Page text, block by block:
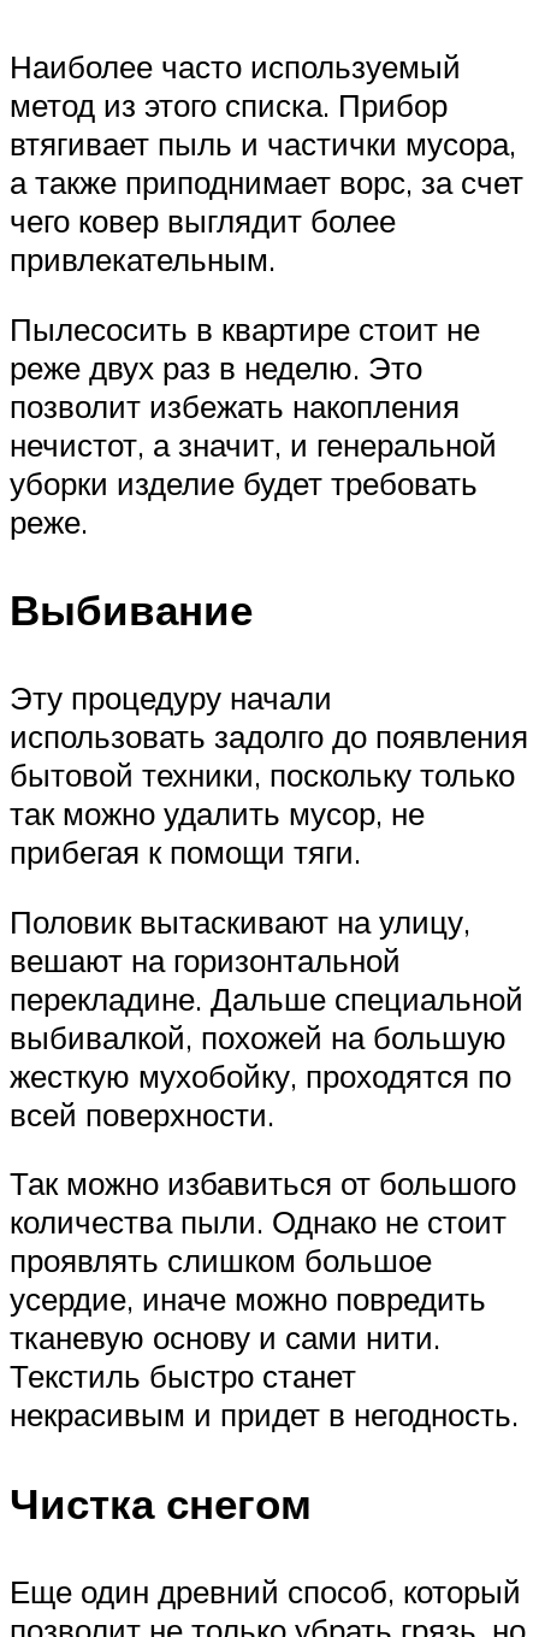
Наиболее часто используемый
метод из этого списка. Прибор
втягивает пыль и частички мусора,
а также приподнимает ворс, за счет
чего ковер выглядит более
привлекательным.
Пылесосить в квартире стоит не
реже двух раз в неделю. Это
позволит избежать накопления
нечистот, а значит, и генеральной
уборки изделие будет требовать
реже.
Выбивание
Эту процедуру начали
использовать задолго до появления
бытовой техники, поскольку только
так можно удалить мусор, не
прибегая к помощи тяги.
Половик вытаскивают на улицу,
вешают на горизонтальной
перекладине. Дальше специальной
выбивалкой, похожей на большую
жесткую мухобойку, проходятся по
всей поверхности.
Так можно избавиться от большого
количества пыли. Однако не стоит
проявлять слишком большое
усердие, иначе можно повредить
тканевую основу и сами нити.
Текстиль быстро станет
некрасивым и придет в негодность.
Чистка снегом
Еще один древний способ, который